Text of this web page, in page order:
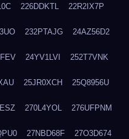
226DDKTL 22R2IX7P
232PTAJG 24AZ56D2
24YV1LVI 252T7VNK
25JR0XCH 25Q8956U
270L4YOL 276UFPNM
27NBD68F 27O3D674